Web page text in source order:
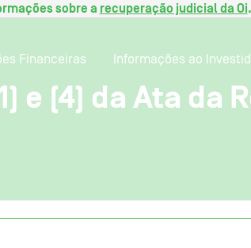
sobre a recuperação judicial da Oi.
Financeiras Informações ao
e (4) da Ata da